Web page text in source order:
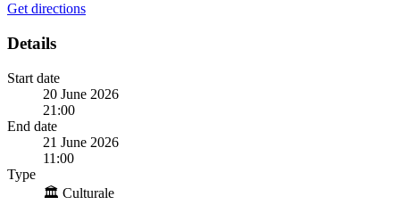
Get directions
Details
Start date
20 June 2026
21:00
End date
21 June 2026
11:00
Type
🏛️ Culturale